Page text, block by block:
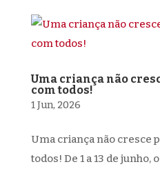
Uma criança não
com todos!
1 Jun, 2026
Uma criança não cresce
todos! De 1 a 13 de junho,